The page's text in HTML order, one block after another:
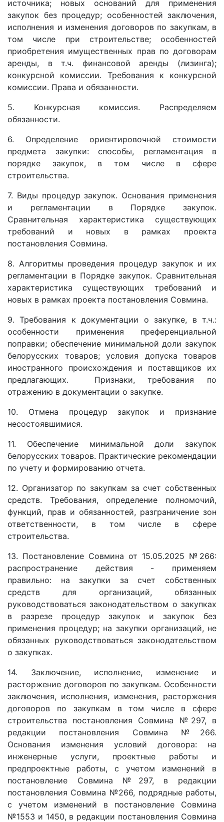
источника; новых оснований для применения
закупок без процедур; особенностей заключения,
исполнения и изменения договоров по закупкам, в
том числе при строительстве; особенностей
приобретения имущественных прав по договорам
аренды, в т.ч. финансовой аренды (лизинга);
конкурсной комиссии. Требования к конкурсной
комиссии. Права и обязанности.
5. Конкурсная комиссия. Распределяем
обязанности.
6. Определение ориентировочной стоимости
предмета закупки: способы, регламентация в
порядке закупок, в том числе в сфере
строительства.
7. Виды процедур закупок. Основания применения
и регламентации в Порядке закупок.
Сравнительная характеристика существующих
требований и новых в рамках проекта
постановления Совмина.
8. Алгоритмы проведения процедур закупок и их
регламентации в Порядке закупок. Сравнительная
характеристика существующих требований и
новых в рамках проекта постановления Совмина.
9. Требования к документации о закупке, в т.ч.:
особенности применения преференциальной
поправки; обеспечение минимальной доли закупок
белорусских товаров; условия допуска товаров
иностранного происхождения и поставщиков их
предлагающих. Признаки, требования по
отражению в документации о закупке.
10. Отмена процедур закупок и признание
несостоявшимися.
11. Обеспечение минимальной доли закупок
белорусских товаров. Практические рекомендации
по учету и формированию отчета.
12. Организатор по закупкам за счет собственных
средств. Требования, определение полномочий,
функций, прав и обязанностей, разграничение зон
ответственности, в том числе в сфере
строительства.
13. Постановление Совмина от 15.05.2025 №266:
распространение действия - применяем
правильно: на закупки за счет собственных
средств для организаций, обязанных
руководствоваться законодательством о закупках
в разрезе процедур закупок и закупок без
применения процедур; на закупки организаций, не
обязанных руководствоваться законодательством
о закупках.
14. Заключение, исполнение, изменение и
расторжение договоров по закупкам. Особенности
заключения, исполнения, изменения, расторжения
договоров по закупкам в том числе в сфере
строительства постановления Совмина №297, в
редакции постановления Совмина №266.
Основания изменения условий договора: на
инженерные услуги, проектные работы и
предпроектные работы, с учетом изменений в
постановление Совмина №297, в редакции
постановления Совмина №266, подрядные работы,
с учетом изменений в постановление Совмина
№1553 и 1450, в редакции постановления Совмина